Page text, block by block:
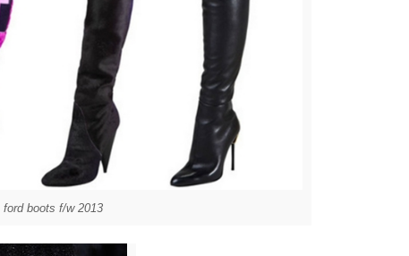
ford boots f/w 2013